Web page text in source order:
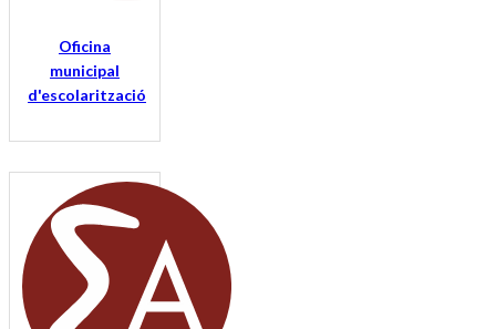
Oficina
municipal
d'escolarització